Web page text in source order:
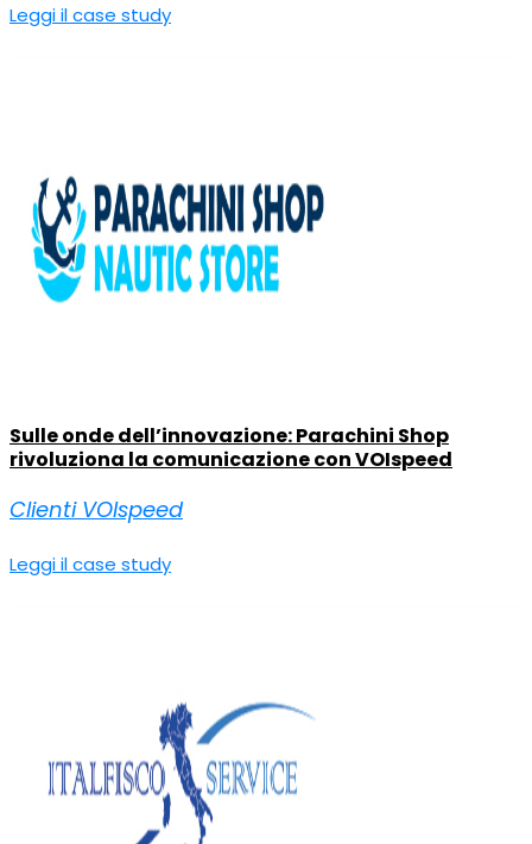
Leggi il case study
Sulle onde dell’innovazione: Parachini Shop
rivoluziona la comunicazione con VOIspeed
Clienti VOIspeed
Leggi il case study